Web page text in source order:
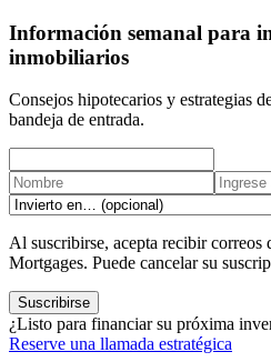
Información semanal para
inmobiliarios
Consejos hipotecarios y estrategias
bandeja de entrada.
Al suscribirse, acepta recibir
Mortgages. Puede cancelar su
Suscribirse
¿Listo para financiar su próxima
Reserve una llamada estratégica